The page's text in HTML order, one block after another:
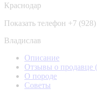
Краснодар
Показать телефон +7
Владислав
Описание
Отзывы о продавце
О породе
Советы